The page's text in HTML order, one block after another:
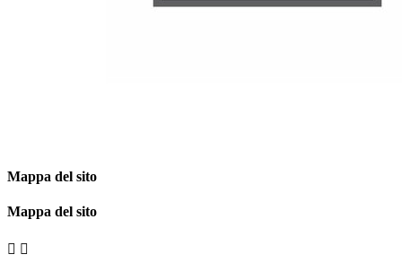
Mappa del sito
Mappa del sito
 